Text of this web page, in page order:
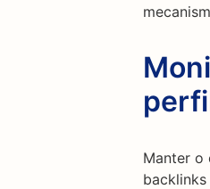
Manter o